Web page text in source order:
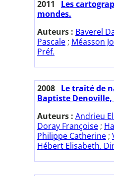
2011
Les
mondes.
Auteurs : Baverel
Pascale ; Méasson
Préf.
2008 Le traité de
Baptiste Denoville,
Auteurs : Andrieu
Doray Françoise ;
Philippe Catherine ;
Hébert Elisabeth.